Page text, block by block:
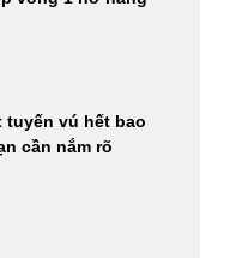
tuyến vú hết bao
cần nắm rõ